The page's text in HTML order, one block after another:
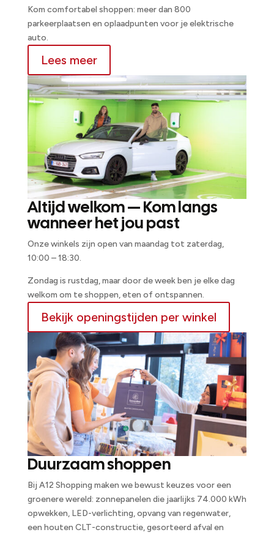
Kom comfortabel shoppen: meer dan 800
parkeerplaatsen en oplaadpunten voor je elektrische
auto.
Lees meer
Altijd welkom — Kom langs
wanneer het jou past
Onze winkels zijn open van maandag tot zaterdag,
10:00 – 18:30.
Zondag is rustdag, maar door de week ben je elke dag
welkom om te shoppen, eten of ontspannen.
Bekijk openingstijden per winkel
Duurzaam shoppen
Bij A12 Shopping maken we bewust keuzes voor een
groenere wereld: zonnepanelen die jaarlijks 74.000 kWh
opwekken, LED-verlichting, opvang van regenwater,
een houten CLT-constructie, gesorteerd afval en